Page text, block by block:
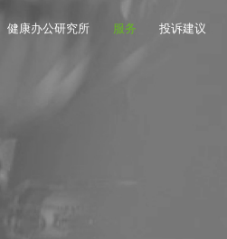
健康办公研究所 服务 投诉建议